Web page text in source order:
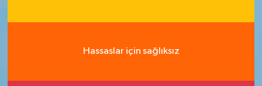
Hassaslar için sağlıksız